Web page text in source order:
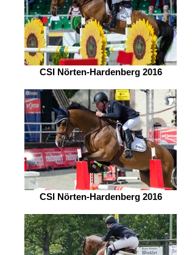
CSI Nörten-Hardenberg 2016
CSI Nörten-Hardenberg 2016